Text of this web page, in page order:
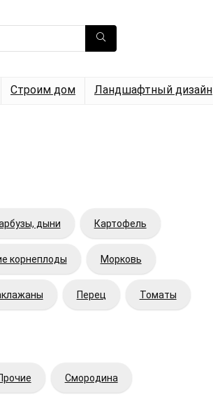
Строим дом Ландшафтный дизайн
дыни Картофель
корнеплоды Морковь
Перец Томаты
Смородина